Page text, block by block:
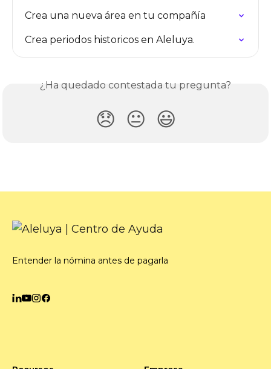
Crea una nueva área en tu compañía
Crea periodos historicos en Aleluya.
¿Ha quedado contestada tu pregunta?
😞 😐 😃
Entender la nómina antes de pagarla